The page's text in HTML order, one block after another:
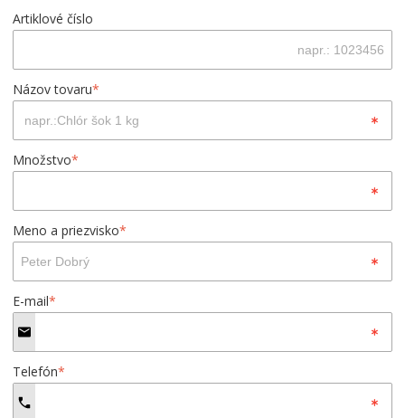
Artiklové číslo
Názov tovaru*
Množstvo*
Meno a priezvisko*
E-mail*
Telefón*